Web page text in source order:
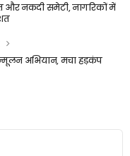
और नकदी समेटी, नागरिकों में
अभियान, मचा हड़कंप